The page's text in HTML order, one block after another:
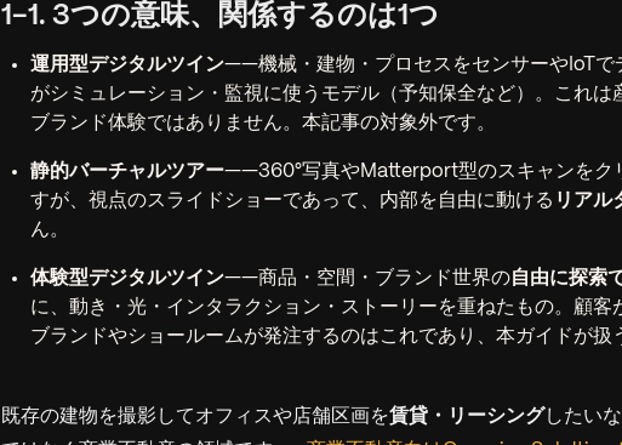
1-1. 3つの意味、関係するのは1つ
運用型デジタルツイン——機械・建物・プロセスをセンサーやIoTで
がシミュレーション・監視に使うモデル（予知保全など）。これは
ブランド体験ではありません。本記事の対象外です。
静的バーチャルツアー——360°写真やMatterport型のスキャンをク
すが、視点のスライドショーであって、内部を自由に動ける リアル
ん。
体験型デジタルツイン——商品・空間・ブランド世界の 自由に探索
に、動き・光・インタラクション・ストーリーを重ねたもの。顧客
ブランドやショールームが発注するのはこれであり、本ガイドが扱
既存の建物を撮影してオフィスや店舗区画を賃貸・リーシング したい